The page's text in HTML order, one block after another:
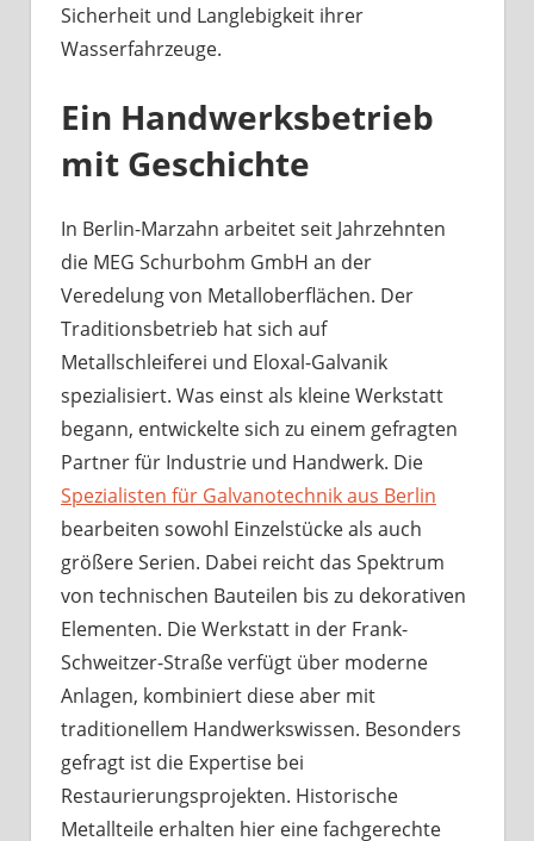
Sicherheit und Langlebigkeit ihrer
Wasserfahrzeuge.
Ein Handwerksbetrieb
mit Geschichte
In Berlin-Marzahn arbeitet seit Jahrzehnten
die MEG Schurbohm GmbH an der
Veredelung von Metalloberflächen. Der
Traditionsbetrieb hat sich auf
Metallschleiferei und Eloxal-Galvanik
spezialisiert. Was einst als kleine Werkstatt
begann, entwickelte sich zu einem gefragten
Partner für Industrie und Handwerk. Die
Spezialisten für Galvanotechnik aus Berlin
bearbeiten sowohl Einzelstücke als auch
größere Serien. Dabei reicht das Spektrum
von technischen Bauteilen bis zu dekorativen
Elementen. Die Werkstatt in der Frank-
Schweitzer-Straße verfügt über moderne
Anlagen, kombiniert diese aber mit
traditionellem Handwerkswissen. Besonders
gefragt ist die Expertise bei
Restaurierungsprojekten. Historische
Metallteile erhalten hier eine fachgerechte